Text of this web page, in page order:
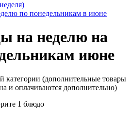
по понедельникам в июне
на неделю на
июне
категории (дополнительные товары
и оплачиваются дополнительно)
1 блюдо